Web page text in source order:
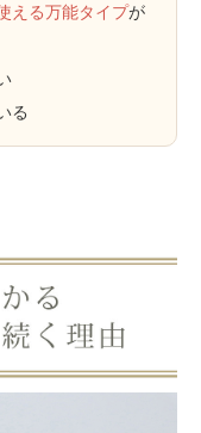
える万能タイプが
る